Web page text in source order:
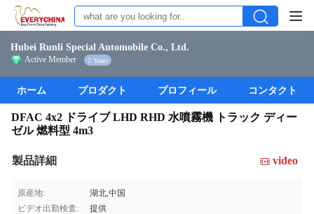
Hubei Runli Special Automobile Co., Ltd.
Active Member 2 Years
ホーム プロダクト プロフィール コンタクト
DFAC 4x2 ドライブ LHD RHD 水噴霧機 トラック ディー
ゼル 燃料型 4m3
製品詳細 video
原産地:
湖北,中国
ビデオ出勤検査:
提供